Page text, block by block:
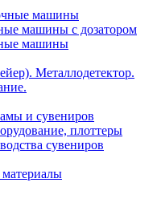
машины
машины с дозатором
машины
Металлодетектор.
и сувениров
плоттеры
сувениров